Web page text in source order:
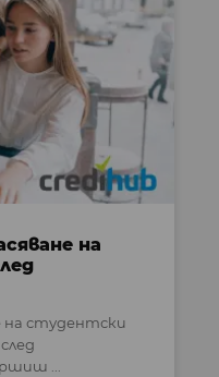
на
на студентски
...